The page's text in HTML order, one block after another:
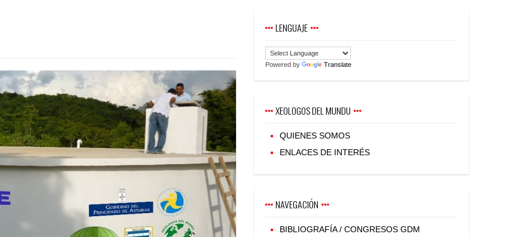
LENGUAJE
Powered by Translate
XEOLOGOS DEL MUNDU
QUIENES SOMOS
ENLACES DE INTERÉS
NAVEGACIÓN
BIBLIOGRAFÍA / CONGRESOS GDM